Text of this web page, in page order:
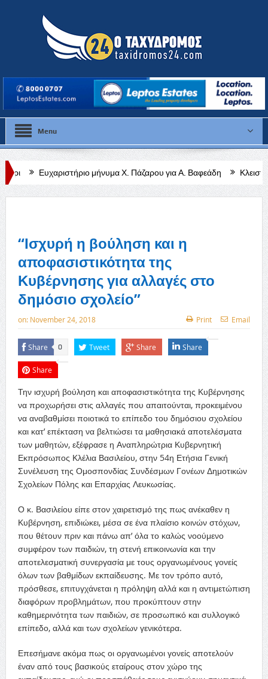
Menu
μήνυμα Χ. Πάζαρου για Α. Βαφεάδη Κλειστή η Στέγη
“Ισχυρή η βούληση και η
αποφασιστικότητα της
Κυβέρνησης για αλλαγές στο
δημόσιο σχολείο”
on: November 24, 2018 Print Email
Share 0 Tweet Share Share
Share
Την ισχυρή βούληση και αποφασιστικότητα της Κυβέρνησης
να προχωρήσει στις αλλαγές που απαιτούνται, προκειμένου
να αναβαθμίσει ποιοτικά το επίπεδο του δημόσιου σχολείου
και κατ’ επέκταση να βελτιώσει τα μαθησιακά αποτελέσματα
των μαθητών, εξέφρασε η Αναπληρώτρια Κυβερνητική
Εκπρόσωπος Κλέλια Βασιλείου, στην 54η Ετήσια Γενική
Συνέλευση της Ομοσπονδίας Συνδέσμων Γονέων Δημοτικών
Σχολείων Πόλης και Επαρχίας Λευκωσίας.
Ο κ. Βασιλείου είπε στον χαιρετισμό της πως ανέκαθεν η
Κυβέρνηση, επιδιώκει, μέσα σε ένα πλαίσιο κοινών στόχων,
που θέτουν πριν και πάνω απ’ όλα το καλώς νοούμενο
συμφέρον των παιδιών, τη στενή επικοινωνία και την
αποτελεσματική συνεργασία με τους οργανωμένους γονείς
όλων των βαθμίδων εκπαίδευσης. Με τον τρόπο αυτό,
πρόσθεσε, επιτυγχάνεται η πρόληψη αλλά και η αντιμετώπιση
διαφόρων προβλημάτων, που προκύπτουν στην
καθημερινότητα των παιδιών, σε προσωπικό και συλλογικό
επίπεδο, αλλά και των σχολείων γενικότερα.
Επεσήμανε ακόμα πως οι οργανωμένοι γονείς αποτελούν
έναν από τους βασικούς εταίρους στον χώρο της